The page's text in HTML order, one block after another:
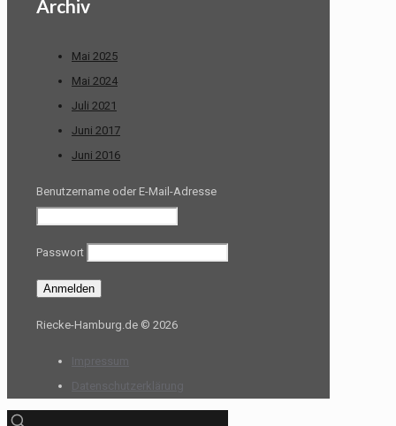
Archiv
Mai 2025
Mai 2024
Juli 2021
Juni 2017
Juni 2016
Benutzername oder E-Mail-Adresse
Passwort
Riecke-Hamburg.de © 2026
Impressum
Datenschutzerklärung